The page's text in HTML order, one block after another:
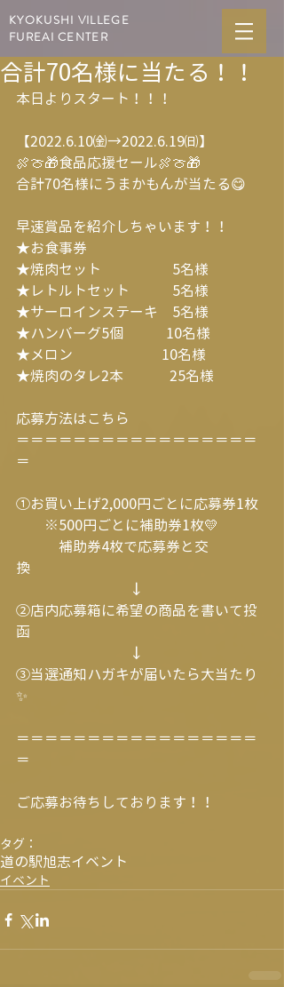
KYOKUSHI VILLEGE
FUREAI CENTER
合計70名様に当たる！！
本日よりスタート！！！
【2022.6.10㈮→2022.6.19㈰】
🍖🍈🎁食品応援セール🍖🍈🎁
合計70名様にうまかもんが当たる😋
早速賞品を紹介しちゃいます！！
★お食事券
★焼肉セット　　　　　5名様
★レトルトセット　　　5名様
★サーロインステーキ　5名様
★ハンバーグ5個　　　10名様
★メロン　　　　　　 10名様
★焼肉のタレ2本　　　 25名様
応募方法はこちら
＝＝＝＝＝＝＝＝＝＝＝＝＝＝＝＝＝
＝
①お買い上げ2,000円ごとに応募券1枚
※500円ごとに補助券1枚💛
補助券4枚で応募券と交
換
↓
②店内応募箱に希望の商品を書いて投
函
↓
③当選通知ハガキが届いたら大当たり
✨
＝＝＝＝＝＝＝＝＝＝＝＝＝＝＝＝＝
＝
ご応募お待ちしております！！
タグ：
道の駅旭志イベント
イベント